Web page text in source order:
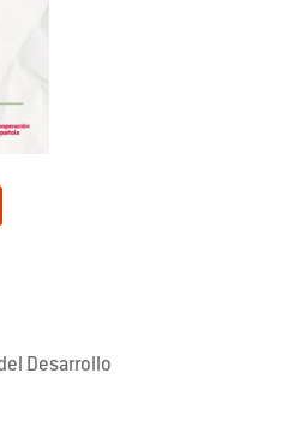
Desarrollo